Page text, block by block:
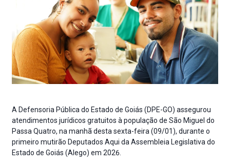
A Defensoria Pública do Estado de Goiás (DPE-GO) assegurou
atendimentos jurídicos gratuitos à população de São Miguel do
Passa Quatro, na manhã desta sexta-feira (09/01), durante o
primeiro mutirão Deputados Aqui da Assembleia Legislativa do
Estado de Goiás (Alego) em 2026.